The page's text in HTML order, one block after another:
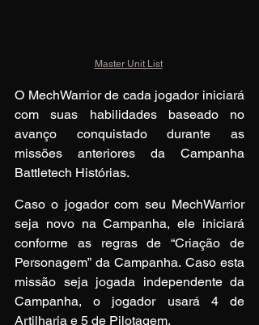
Master Unit List
O MechWarrior de cada jogador iniciará
com suas habilidades baseado no
avanço conquistado durante as
missões anteriores da Campanha
Battletech Histórias.
Caso o jogador com seu MechWarrior
seja novo na Campanha, ele iniciará
conforme as regras de “Criação de
Personagem” da Campanha. Caso esta
missão seja jogada independente da
Campanha, o jogador usará 4 de
Artilharia e 5 de Pilotagem.